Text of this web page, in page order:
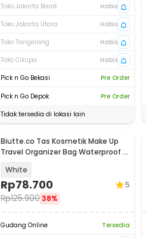
Toko Jakarta Barat
Habis
Toko Jakarta Utara
Habis
Toko Tangerang
Habis
Toko Cikupa
Habis
Pick n Go Bekasi
Pre Order
Pick n Go Depok
Pre Order
Tidak tersedia di lokasi lain
Biutte.co Tas Kosmetik Make Up
Travel Organizer Bag Waterproof -
White
Rp78.700
Rp125.90038%
5
Gudang Online
Tersedia